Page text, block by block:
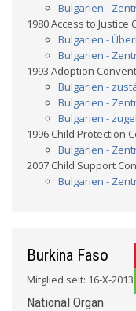
Bulgarien -
1980 Access to Justice
Bulgarien -
Bulgarien -
1993 Adoption
Bulgarien -
Bulgarien -
Bulgarien -
1996 Child Protection
Bulgarien -
2007 Child Support
Bulgarien -
Burkina Faso
Mitglied seit: 16-X-2013
National Organ